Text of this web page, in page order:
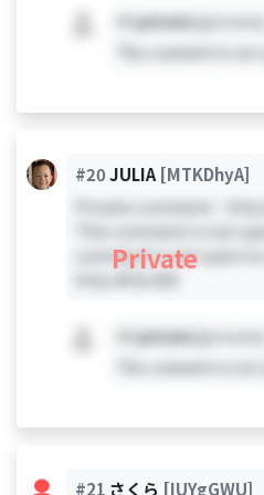
private [private]
This comment is
#20JULIA [MTKDhyA]
Private comment - Only
This comment is not
comment is not open
Private
private [private]
This comment is
#21 さくら [IUYgGWU]